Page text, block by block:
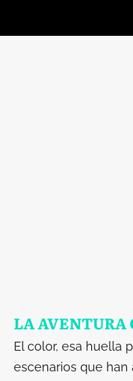
LA AVENTURA
El color, esa huella
escenarios que